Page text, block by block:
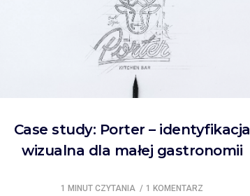
Case study: Porter – identyfikacja
wizualna dla małej gastronomii
1 MINUT CZYTANIA 1 KOMENTARZ